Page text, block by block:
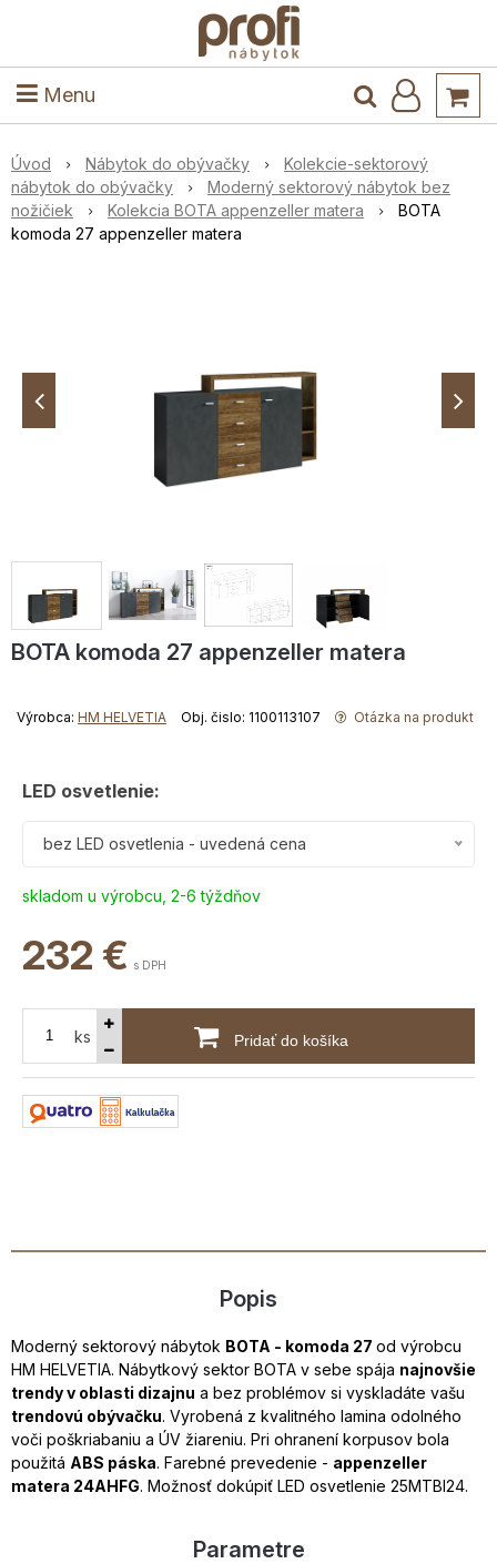
Menu
Kuchyňa a jedáleň
Úvod Nábytok do obývačky
Kolekcie-sektorový
nábytok do obývačky
Moderný sektorový nábytok bez
nožičiek
Kolekcia BOTA appenzeller matera
BOTA
komoda 27 appenzeller matera
BOTA komoda 27 appenzeller matera
Výrobca: HM HELVETIA Obj. čislo: 1100113107 Otázka na produkt
LED osvetlenie:
bez LED osvetlenia - uvedená cena
skladom u výrobcu, 2-6 týždňov
232 € s DPH
ks Pridať do košíka
Popis
Moderný sektorový nábytok BOTA - komoda 27 od výrobcu
HM HELVETIA. Nábytkový sektor BOTA v sebe spája najnovšie
trendy v oblasti dizajnu a bez problémov si vyskladáte vašu
trendovú obývačku. Vyrobená z kvalitného lamina odolného
voči poškriabaniu a ÚV žiareniu. Pri ohranení korpusov bola
použitá ABS páska. Farebné prevedenie - appenzeller
matera 24AHFG. Možnosť dokúpiť LED osvetlenie 25MTBI24.
Parametre